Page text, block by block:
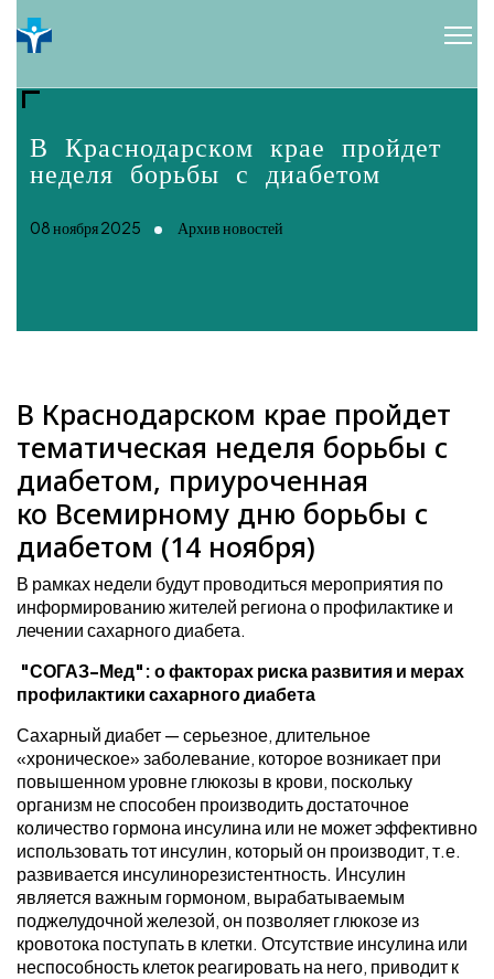
В Краснодарском крае пройдет
неделя борьбы с диабетом
08 ноября 2025 Архив новостей
В Краснодарском крае пройдет
тематическая неделя борьбы с
диабетом, приуроченная
ко Всемирному дню борьбы с
диабетом (14 ноября)
В рамках недели будут проводиться мероприятия по
информированию жителей региона о профилактике и
лечении сахарного диабета.
"СОГАЗ-Мед": о факторах риска развития и мерах
профилактики сахарного диабета
Сахарный диабет — серьезное, длительное
«хроническое» заболевание, которое возникает при
повышенном уровне глюкозы в крови, поскольку
организм не способен производить достаточное
количество гормона инсулина или не может эффективно
использовать тот инсулин, который он производит, т.е.
развивается инсулинорезистентность. Инсулин
является важным гормоном, вырабатываемым
поджелудочной железой, он позволяет глюкозе из
кровотока поступать в клетки. Отсутствие инсулина или
неспособность клеток реагировать на него, приводит к